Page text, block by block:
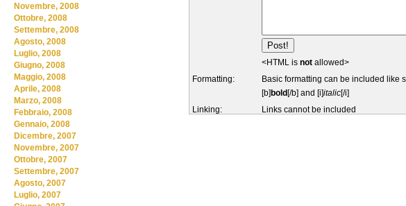
<HTML is not allowed>
Formatting:
Basic formatting can be included like
[b] bold [/b] and [i]italic[/i]
Linking:
Links cannot be included
Novembre, 2008
Ottobre, 2008
Settembre, 2008
Agosto, 2008
Luglio, 2008
Giugno, 2008
Maggio, 2008
Aprile, 2008
Marzo, 2008
Febbraio, 2008
Gennaio, 2008
Dicembre, 2007
Novembre, 2007
Ottobre, 2007
Settembre, 2007
Agosto, 2007
Luglio, 2007